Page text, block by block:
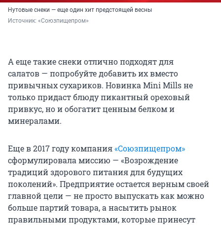
Нутовые снеки — еще один хит предстоящей весны
Источник: «Союзпищепром»
А еще такие снеки отлично подходят для
салатов — попробуйте добавить их вместо
привычных сухариков. Новинка Mini Mills не
только придаст блюду пикантный ореховый
привкус, но и обогатит ценным белком и
минералами.
Еще в 2017 году компания«Союзпищепром»
сформулировала миссию — «Возрождение
традиций здорового питания для будущих
поколений». Предприятие остается верным своей
главной цели — не просто выпускать как можно
больше партий товара, а насытить рынок
правильными продуктами, которые принесут